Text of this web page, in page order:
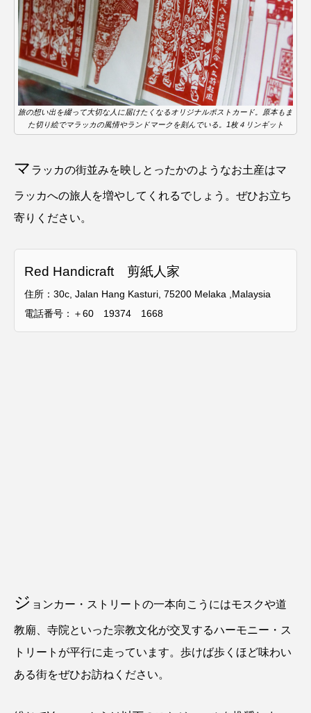
旅の想い出を綴って大切な人に届けたくなるオリジナルポストカード。原本もま
た切り絵でマラッカの風情やランドマークを刻んでいる。1枚４リンギット
マ ラッカの街並みを映しとったかのようなお土産はマ
ラッカへの旅人を増やしてくれるでしょう。ぜひお立ち
寄りください。
Red Handicraft 剪紙人家
住所：30c, Jalan Hang Kasturi, 75200 Melaka ,Malaysia
電話番号：＋60 19374 1668
ジ ョンカー・ストリートの一本向こうにはモスクや道
教廟、寺院といった宗教文化が交叉するハーモニー・ス
トリートが平行に走っています。歩けば歩くほど味わい
ある街をぜひお訪ねください。